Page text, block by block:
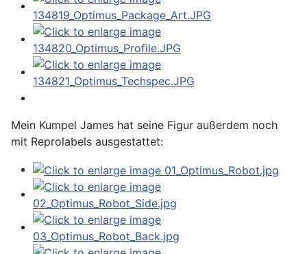
Mein Kumpel James hat seine Figur außerdem noch
mit Reprolabels ausgestattet: